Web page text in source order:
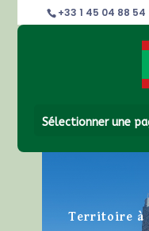
+33 1 45 04 88 54
Sélectionner une
Territoire à